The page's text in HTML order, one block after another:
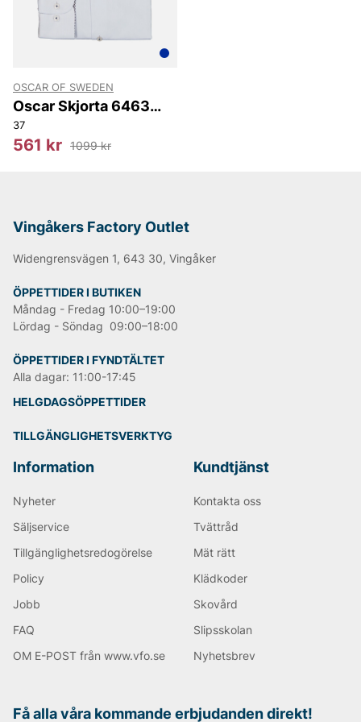
eller bara snygg och bekväm.
Andra populära varumärken:
LEE
NN07
Björn Borg
Replay
OSCAR OF SWEDEN
Oscar Skjorta 6463
Slim
37
561 kr 1099 kr
Vingåkers Factory Outlet
Widengrensvägen 1, 643 30, Vingåker
ÖPPETTIDER I BUTIKEN
Måndag - Fredag 10:00–19:00
Lördag - Söndag 09:00–18:00
ÖPPETTIDER I FYNDTÄLTET
Alla dagar: 11:00-17:45
HELGDAGSÖPPETTIDER
TILLGÄNGLIGHETSVERKTYG
Information
Nyheter
Säljservice
Tillgänglighetsredogörelse
Policy
Jobb
FAQ
OM E-POST från www.vfo.se
Kundtjänst
Kontakta oss
Tvättråd
Mät rätt
Klädkoder
Skovård
Slipsskolan
Nyhetsbrev
Få alla våra kommande erbjudanden direkt!